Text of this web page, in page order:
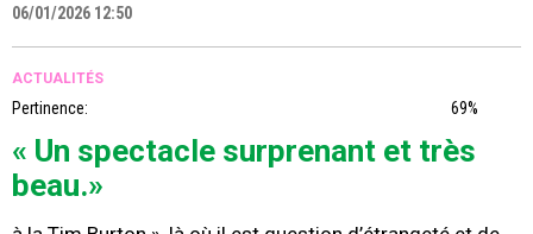
06/01/2026 12:50
ACTUALITÉS
Pertinence: 69%
« Un spectacle surprenant et très
beau.»